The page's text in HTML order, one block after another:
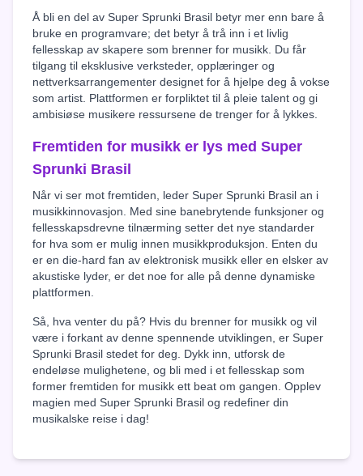
Å bli en del av Super Sprunki Brasil betyr mer enn bare å
bruke en programvare; det betyr å trå inn i et livlig
fellesskap av skapere som brenner for musikk. Du får
tilgang til eksklusive verksteder, opplæringer og
nettverksarrangementer designet for å hjelpe deg å vokse
som artist. Plattformen er forpliktet til å pleie talent og gi
ambisiøse musikere ressursene de trenger for å lykkes.
Fremtiden for musikk er lys med Super
Sprunki Brasil
Når vi ser mot fremtiden, leder Super Sprunki Brasil an i
musikkinnovasjon. Med sine banebrytende funksjoner og
fellesskapsdrevne tilnærming setter det nye standarder
for hva som er mulig innen musikkproduksjon. Enten du
er en die-hard fan av elektronisk musikk eller en elsker av
akustiske lyder, er det noe for alle på denne dynamiske
plattformen.
Så, hva venter du på? Hvis du brenner for musikk og vil
være i forkant av denne spennende utviklingen, er Super
Sprunki Brasil stedet for deg. Dykk inn, utforsk de
endeløse mulighetene, og bli med i et fellesskap som
former fremtiden for musikk ett beat om gangen. Opplev
magien med Super Sprunki Brasil og redefiner din
musikalske reise i dag!